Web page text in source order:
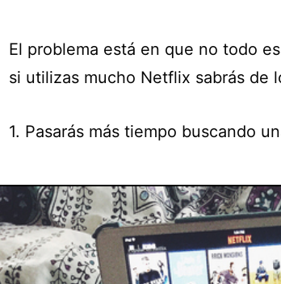
El problema está en que no todo
si utilizas mucho Netflix sabrás de
1. Pasarás más tiempo buscando